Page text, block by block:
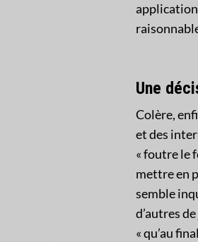
Une
Colère,
et des
« foutre le
mettre en
semble
d’autres
« qu’au